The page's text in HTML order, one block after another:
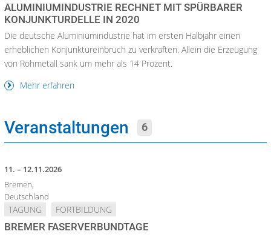
ALUMINIUMINDUSTRIE RECHNET MIT SPÜRBARER
KONJUNKTURDELLE IN 2020
Die deutsche Aluminiumindustrie hat im ersten Halbjahr einen
erheblichen Konjunktureinbruch zu verkraften. Allein die Erzeugung
von Rohmetall sank um mehr als 14 Prozent.
Mehr erfahren
Veranstaltungen 6
11. – 12.11.2026
Bremen,
Deutschland
TAGUNG FORTBILDUNG
BREMER FASERVERBUNDTAGE